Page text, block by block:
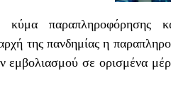
κύμα παραπληροφόρησης
της πανδημίας η
εμβολιασμού σε ορισμένα